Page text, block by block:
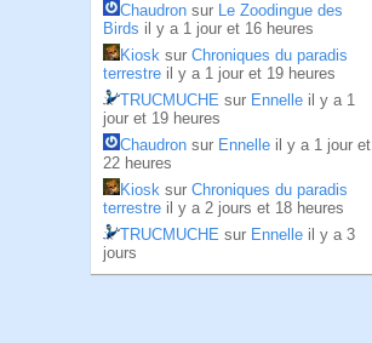
Chaudron sur Le Zoodingue des
Birds il y a 1 jour et 16 heures
Kiosk sur Chroniques du paradis
terrestre il y a 1 jour et 19 heures
TRUCMUCHE sur Ennelle il y a 1
jour et 19 heures
Chaudron sur Ennelle il y a 1 jour et
22 heures
Kiosk sur Chroniques du paradis
terrestre il y a 2 jours et 18 heures
TRUCMUCHE sur Ennelle il y a 3
jours